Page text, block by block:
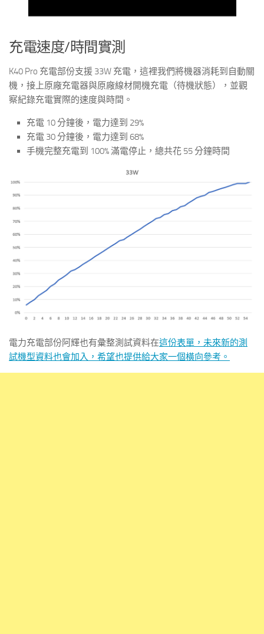
充電速度/時間實測
K40 Pro 充電部份支援 33W 充電，這裡我們將機器消耗到自動關
機，接上原廠充電器與原廠線材開機充電（待機狀態），並觀
察紀錄充電實際的速度與時間。
充電 10 分鐘後，電力達到 29%
充電 30 分鐘後，電力達到 68%
手機完整充電到 100% 滿電停止，總共花 55 分鐘時間
電力充電部份阿輝也有彙整測試資料在這份表單，未來新的測
試機型資料也會加入，希望也提供給大家一個橫向參考。